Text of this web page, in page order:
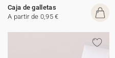
Caja de galletas
A partir de 0,95 €